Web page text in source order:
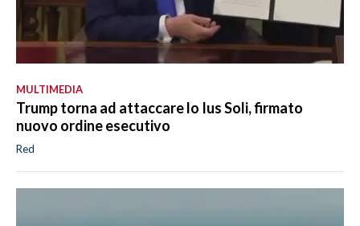
MULTIMEDIA
Trump torna ad attaccare lo Ius Soli, firmato
nuovo ordine esecutivo
Red